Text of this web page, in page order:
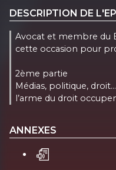
DESCRIPTION DE
Avocat et membre du
cette occasion pour
2ème partie
Médias, politique,
l’arme du droit
ANNEXES